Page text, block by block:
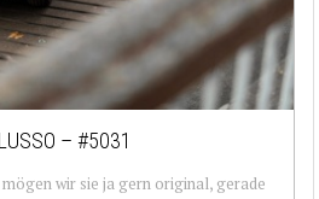
– #5031
wir sie ja gern original, gerade